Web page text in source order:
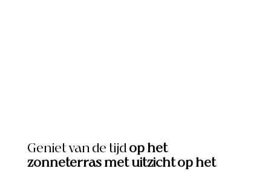
Geniet van de tijdop het
zonneterras met uitzicht op het